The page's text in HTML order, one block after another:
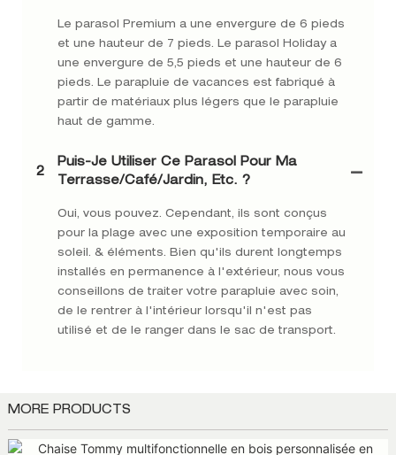
Le parasol Premium a une envergure de 6 pieds
et une hauteur de 7 pieds. Le parasol Holiday a
une envergure de 5,5 pieds et une hauteur de 6
pieds. Le parapluie de vacances est fabriqué à
partir de matériaux plus légers que le parapluie
haut de gamme.
2
Puis-Je Utiliser Ce Parasol Pour Ma
Terrasse/café/jardin, Etc. ?
Oui, vous pouvez. Cependant, ils sont conçus
pour la plage avec une exposition temporaire au
soleil. & éléments. Bien qu'ils durent longtemps
installés en permanence à l'extérieur, nous vous
conseillons de traiter votre parapluie avec soin,
de le rentrer à l'intérieur lorsqu'il n'est pas
utilisé et de le ranger dans le sac de transport.
MORE PRODUCTS